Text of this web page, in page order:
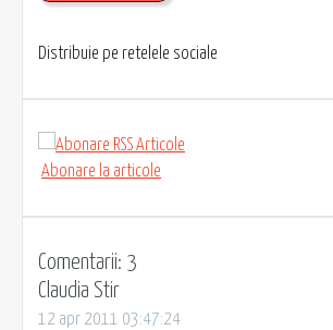
Distribuie pe retelele sociale
Abonare la articole
Comentarii: 3
Claudia Stir
12 apr 2011 03:47:24